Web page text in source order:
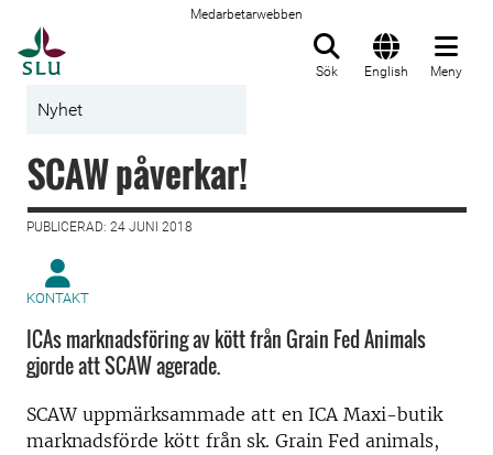
Medarbetarwebben
Sök English Meny
Nyhet
SCAW påverkar!
PUBLICERAD: 24 JUNI 2018
KONTAKT
ICAs marknadsföring av kött från Grain Fed Animals
gjorde att SCAW agerade.
SCAW uppmärksammade att en ICA Maxi-butik
marknadsförde kött från sk. Grain Fed animals,